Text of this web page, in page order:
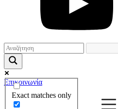
Exact matches only
Επικοινωνία